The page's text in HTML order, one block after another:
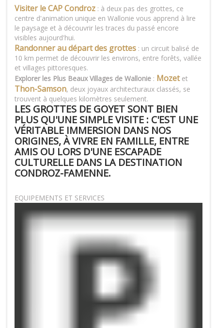
Visiter le CAP Condroz : à deux pas des grottes, ce
centre d'animation unique en Wallonie vous apprend à lire
le paysage et à découvrir les traces du passé encore
visibles aujourd'hui.
Randonner au départ des grottes : un circuit balisé de
10 km permet de découvrir les environs, entre forêts, vallée
et villages pittoresques.
Explorer les Plus Beaux Villages de Wallonie : Mozetet
Thon-Samson, deux joyaux architecturaux classés, se
trouvent à quelques kilomètres seulement.
LES GROTTES DE GOYET SONT BIEN
PLUS QU'UNE SIMPLE VISITE : C'EST UNE
VÉRITABLE IMMERSION DANS NOS
ORIGINES, À VIVRE EN FAMILLE, ENTRE
AMIS OU LORS D'UNE ESCAPADE
CULTURELLE DANS LA DESTINATION
CONDROZ-FAMENNE.
EQUIPEMENTS ET SERVICES